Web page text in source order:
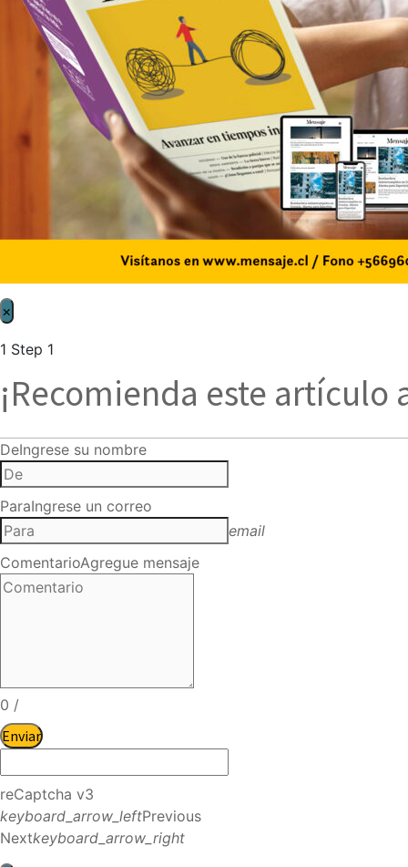
×
1 Step 1
¡Recomienda este artículo
DeIngrese su nombre
ParaIngrese un correo
email
ComentarioAgregue mensaje
0 /
Enviar
reCaptcha v3
keyboard_arrow_leftPrevious
Nextkeyboard_arrow_right